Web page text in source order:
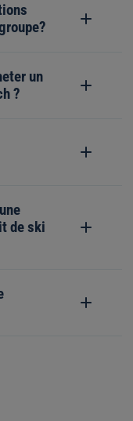
un
?
de ski